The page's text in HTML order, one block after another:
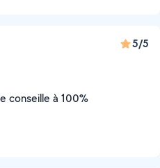
5/5
conseille à 100%